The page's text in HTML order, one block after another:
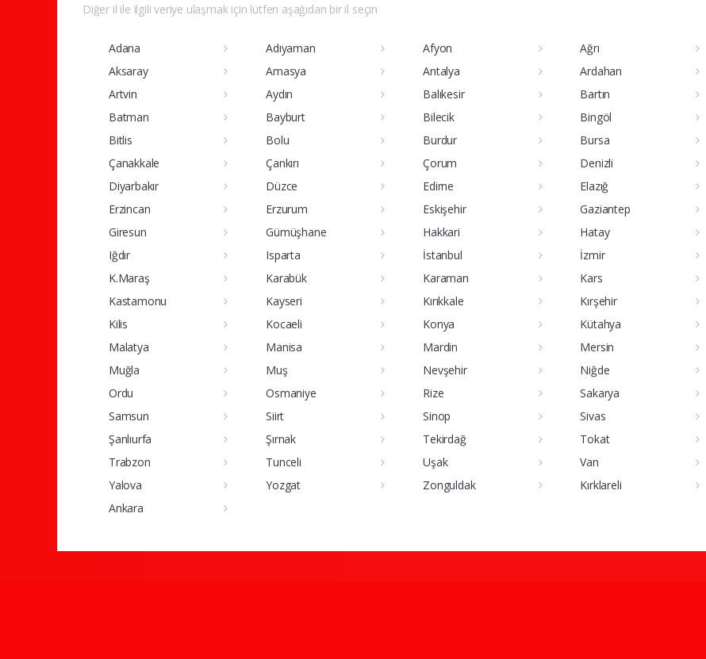
Diğer il ile ilgili veriye ulaşmak için lütfen aşağıdan bir il seçin
Adana Adıyaman Afyon
Ağrı
Aksaray
Amasya Antalya
Ardahan
Artvin
Aydın Balıkesir
Bartın
Batman
Bayburt Bilecik
Bingöl
Bitlis
Bolu Burdur
Bursa
Çanakkale
Çankırı Çorum
Denizli
Diyarbakır
Düzce Edirne
Elazığ
Erzincan
Erzurum Eskişehir
Gaziantep
Giresun
Gümüşhane Hakkari
Hatay
Iğdır
Isparta İstanbul
İzmir
K.Maraş
Karabük Karaman
Kars
Kastamonu
Kayseri Kırıkkale
Kırşehir
Kilis
Kocaeli Konya
Kütahya
Malatya
Manisa Mardin
Mersin
Muğla
Muş Nevşehir
Niğde
Ordu
Osmaniye Rize
Sakarya
Samsun
Siirt Sinop
Sivas
Şanlıurfa
Şırnak Tekirdağ
Tokat
Trabzon
Tunceli Uşak
Van
Yalova
Yozgat Zonguldak
Kırklareli
Ankara